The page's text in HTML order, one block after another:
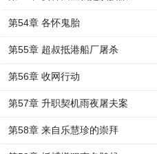
第54章 各怀鬼胎
第55章 超叔抵港船厂屠杀
第56章 收网行动
第57章 升职契机雨夜屠夫案
第58章 来自乐慧珍的崇拜